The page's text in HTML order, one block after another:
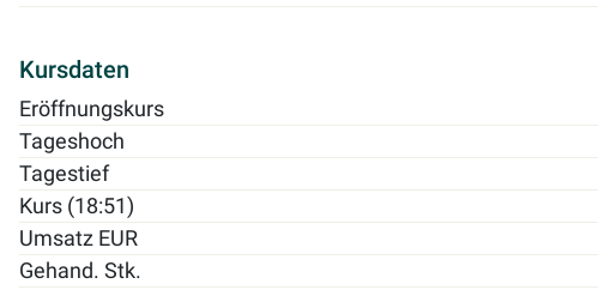
Kursdaten
Eröffnungskurs
Tageshoch
Tagestief
Kurs (18:51)
Umsatz EUR
Gehand. Stk.